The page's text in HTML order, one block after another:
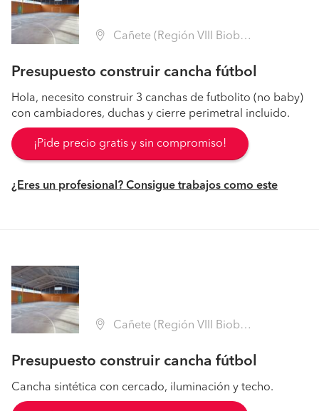
Cañete (Región VIII Biobío - Arauco)
Presupuesto construir cancha fútbol
Hola, necesito construir 3 canchas de futbolito (no baby)
con cambiadores, duchas y cierre perimetral incluido.
¡Pide precio gratis y sin compromiso!
¿Eres un profesional? Consigue trabajos como este
Cañete (Región VIII Biobío - Arauco)
Presupuesto construir cancha fútbol
Cancha sintética con cercado, iluminación y techo.